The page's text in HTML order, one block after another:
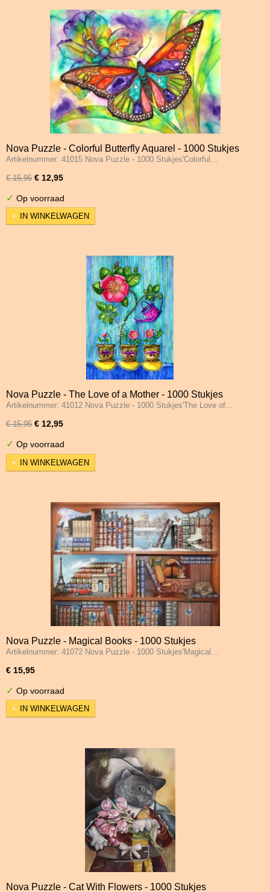
Nova Puzzle - Colorful Butterfly Aquarel - 1000 Stukjes
Artikelnummer: 41015 Nova Puzzle - 1000 Stukjes'Colorful…
€ 15,95 € 12,95
✓ Op voorraad
IN WINKELWAGEN
Nova Puzzle - The Love of a Mother - 1000 Stukjes
Artikelnummer: 41012 Nova Puzzle - 1000 Stukjes'The Love of…
€ 15,95 € 12,95
✓ Op voorraad
IN WINKELWAGEN
Nova Puzzle - Magical Books - 1000 Stukjes
Artikelnummer: 41072 Nova Puzzle - 1000 Stukjes'Magical…
€ 15,95
✓ Op voorraad
IN WINKELWAGEN
Nova Puzzle - Cat With Flowers - 1000 Stukjes